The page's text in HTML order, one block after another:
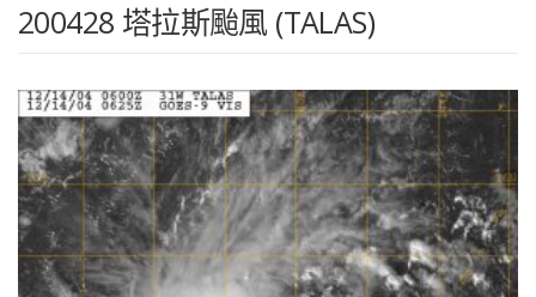
各地瞬間風速紀錄 侵台颱風新聞剪報 氣象相關資源
200428 塔拉斯颱風 (TALAS)